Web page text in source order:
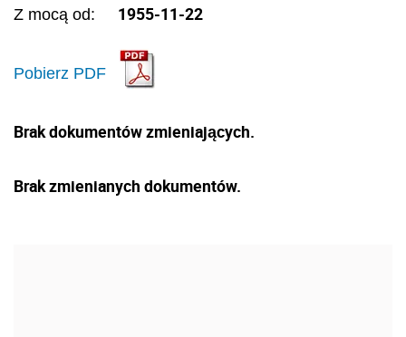
Z mocą od: 1955-11-22
Pobierz PDF
Brak dokumentów zmieniających.
Brak zmienianych dokumentów.